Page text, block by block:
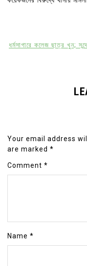
ধর্মসাগারে কলেজ ছাত্র খুন;
Your email address
are marked *
Comment *
Name *